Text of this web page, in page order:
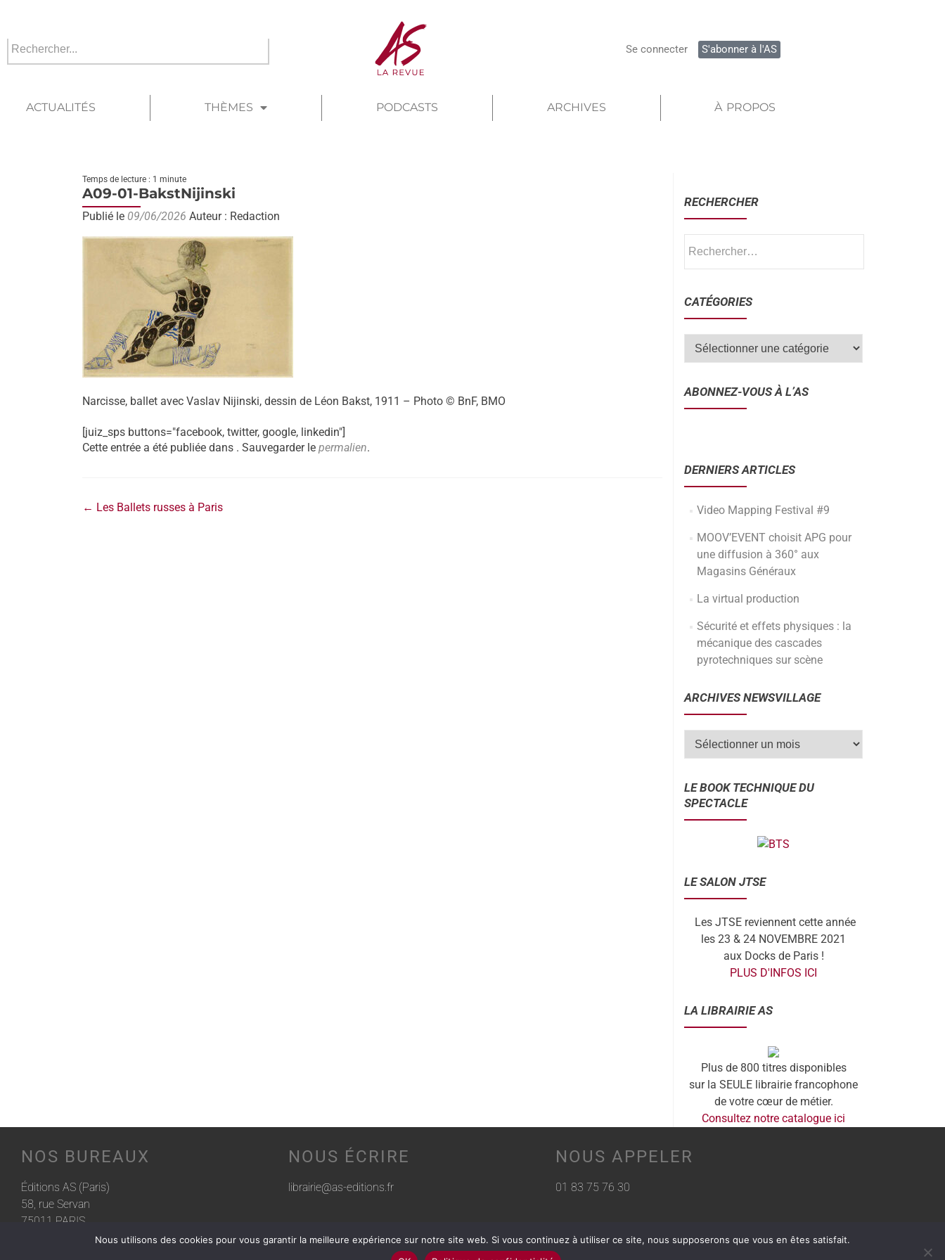
Se connecter S'abonner à l'AS
ACTUALITÉS THÈMES PODCASTS ARCHIVES À PROPOS
Temps de lecture : 1 minute
A09-01-BakstNijinski
Publié le 09/06/2026 Auteur : Redaction
Narcisse, ballet avec Vaslav Nijinski, dessin de Léon Bakst, 1911 – Photo © BnF, BMO
[juiz_sps buttons="facebook, twitter, google, linkedin"]
Cette entrée a été publiée dans . Sauvegarder le permalien.
← Les Ballets russes à Paris
RECHERCHER
CATÉGORIES
ABONNEZ-VOUS À L’AS
DERNIERS ARTICLES
Video Mapping Festival #9
MOOV’EVENT choisit APG pour
une diffusion à 360° aux
Magasins Généraux
La virtual production
Sécurité et effets physiques : la
mécanique des cascades
pyrotechniques sur scène
ARCHIVES NEWSVILLAGE
LE BOOK TECHNIQUE DU
SPECTACLE
LE SALON JTSE
Les JTSE reviennent cette année
les 23 & 24 NOVEMBRE 2021
aux Docks de Paris !
PLUS D'INFOS ICI
LA LIBRAIRIE AS
Plus de 800 titres disponibles
sur la SEULE librairie francophone
de votre cœur de métier.
Consultez notre catalogue ici
NOS BUREAUX
Éditions AS (Paris)
58, rue Servan
75011 PARIS
NOUS ÉCRIRE
librairie@as-editions.fr
NOUS APPELER
01 83 75 76 30
Nous utilisons des cookies pour vous garantir la meilleure expérience sur notre site web. Si vous continuez à utiliser ce site, nous supposerons que vous en êtes satisfait.